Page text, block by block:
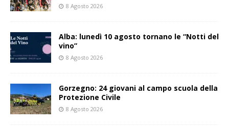
8 Agosto 2026
Alba: lunedì 10 agosto tornano le “Notti del
vino”
8 Agosto 2026
Gorzegno: 24 giovani al campo scuola della
Protezione Civile
8 Agosto 2026